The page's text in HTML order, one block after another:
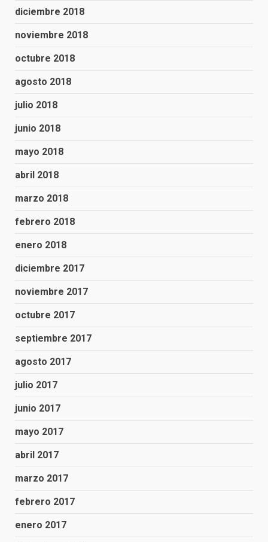
diciembre 2018
noviembre 2018
octubre 2018
agosto 2018
julio 2018
junio 2018
mayo 2018
abril 2018
marzo 2018
febrero 2018
enero 2018
diciembre 2017
noviembre 2017
octubre 2017
septiembre 2017
agosto 2017
julio 2017
junio 2017
mayo 2017
abril 2017
marzo 2017
febrero 2017
enero 2017